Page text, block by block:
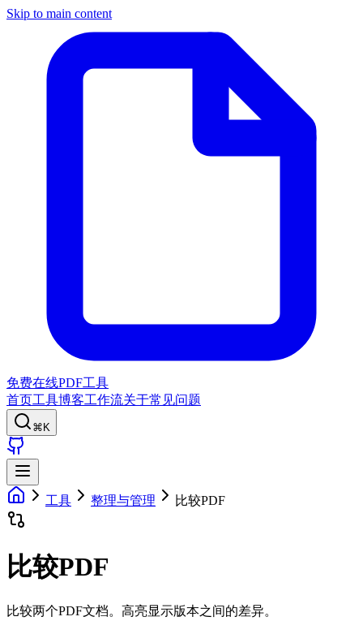
Skip to main content
免费在线PDF工具
首页工具博客工作流关于常见问题
⌘K
工具 整理与管理 比较PDF
比较PDF
比较两个PDF文档。高亮显示版本之间的差异。